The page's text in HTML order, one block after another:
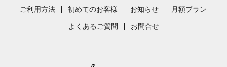
発表会
新沢としひこ
採用情報
ご利用方法 初めてのお客様 お知らせ 月額プラン
よくあるご質問 お問合せ